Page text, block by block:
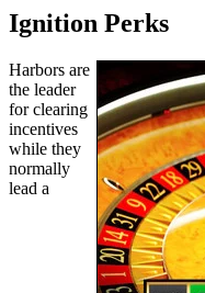
Ignition Perks
Harbors are
the leader
for clearing
incentives
while they
normally
lead a